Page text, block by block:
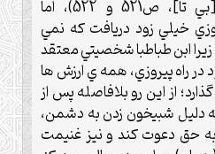
ج4، ص149/ اصفهاني،[بي تا]، ص521 و 522)، اما
خيلي زود دريافت که نمي
زيرا ابن طباطبا شخصيتي معتقد
راه پيروزي، همه ي ارزش ها
از اين رو بلافاصله پس از
به دليل شبيخون زدن به دشمن،
به حق دعوت کند و نيز غنيمت